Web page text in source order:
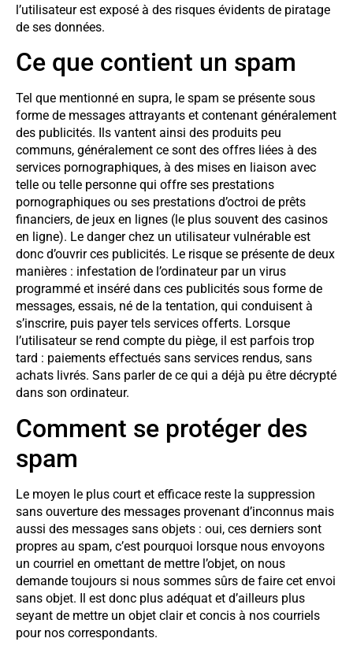
l’utilisateur est exposé à des risques évidents de piratage
de ses données.
Ce que contient un spam
Tel que mentionné en supra, le spam se présente sous
forme de messages attrayants et contenant généralement
des publicités. Ils vantent ainsi des produits peu
communs, généralement ce sont des offres liées à des
services pornographiques, à des mises en liaison avec
telle ou telle personne qui offre ses prestations
pornographiques ou ses prestations d’octroi de prêts
financiers, de jeux en lignes (le plus souvent des casinos
en ligne). Le danger chez un utilisateur vulnérable est
donc d’ouvrir ces publicités. Le risque se présente de deux
manières : infestation de l’ordinateur par un virus
programmé et inséré dans ces publicités sous forme de
messages, essais, né de la tentation, qui conduisent à
s’inscrire, puis payer tels services offerts. Lorsque
l’utilisateur se rend compte du piège, il est parfois trop
tard : paiements effectués sans services rendus, sans
achats livrés. Sans parler de ce qui a déjà pu être décrypté
dans son ordinateur.
Comment se protéger des
spam
Le moyen le plus court et efficace reste la suppression
sans ouverture des messages provenant d’inconnus mais
aussi des messages sans objets : oui, ces derniers sont
propres au spam, c’est pourquoi lorsque nous envoyons
un courriel en omettant de mettre l’objet, on nous
demande toujours si nous sommes sûrs de faire cet envoi
sans objet. Il est donc plus adéquat et d’ailleurs plus
seyant de mettre un objet clair et concis à nos courriels
pour nos correspondants.